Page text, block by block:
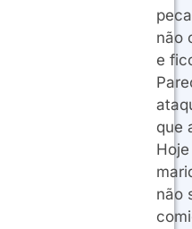
não
e
que
não